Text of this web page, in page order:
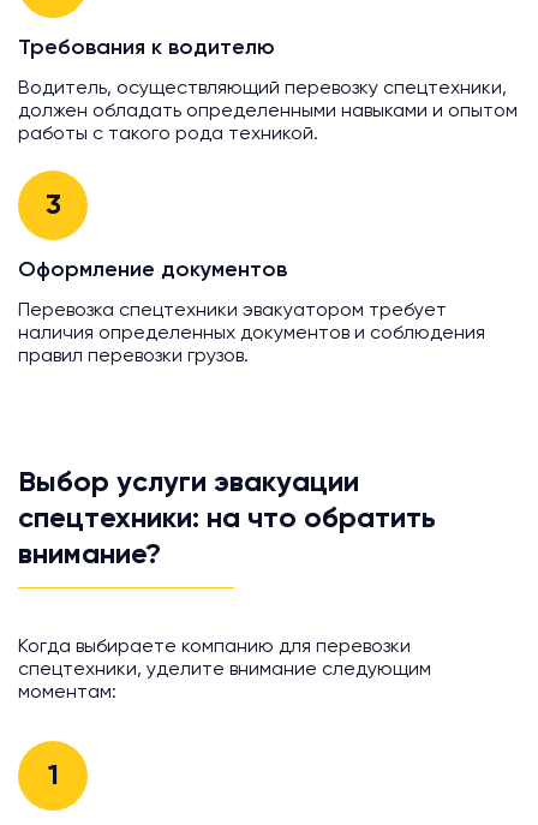
Требования к водителю
Водитель, осуществляющий перевозку спецтехники,
должен обладать определенными навыками и опытом
работы с такого рода техникой.
3
Оформление документов
Перевозка спецтехники эвакуатором требует
наличия определенных документов и соблюдения
правил перевозки грузов.
Выбор услуги эвакуации
спецтехники: на что обратить
внимание?
Когда выбираете компанию для перевозки
спецтехники, уделите внимание следующим
моментам:
1